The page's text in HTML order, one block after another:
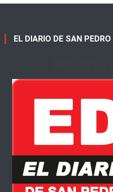
EL DIARIO DE SAN PEDRO